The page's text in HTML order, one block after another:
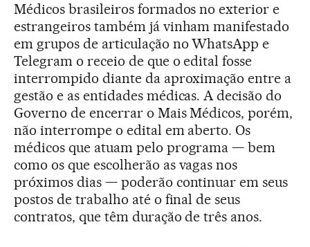
Médicos brasileiros formados no exterior e
estrangeiros também já vinham manifestado
em grupos de articulação no WhatsApp e
Telegram o receio de que o edital fosse
interrompido diante da aproximação entre a
gestão e as entidades médicas. A decisão do
Governo de encerrar o Mais Médicos, porém,
não interrompe o edital em aberto. Os
médicos que atuam pelo programa — bem
como os que escolherão as vagas nos
próximos dias — poderão continuar em seus
postos de trabalho até o final de seus
contratos, que têm duração de três anos.